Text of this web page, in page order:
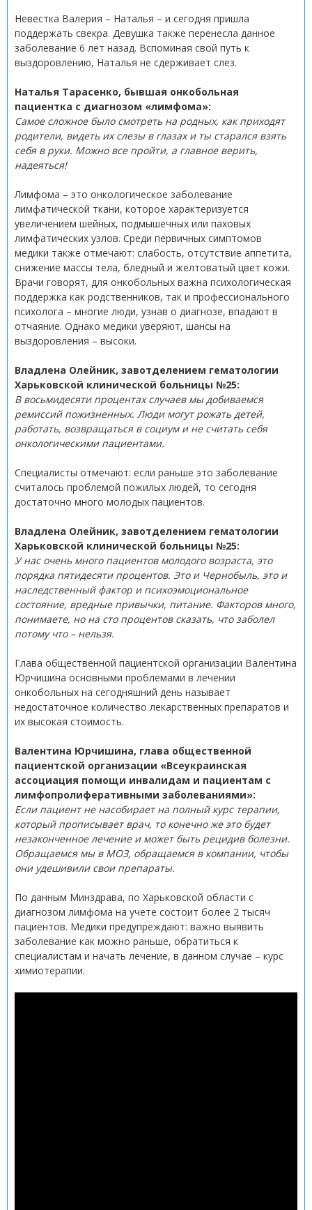
Невестка Валерия – Наталья – и сегодня пришла
поддержать свекра. Девушка также перенесла данное
заболевание 6 лет назад. Вспоминая свой путь к
выздоровлению, Наталья не сдерживает слез.
Наталья Тарасенко, бывшая онкобольная
пациентка с диагнозом «лимфома»:
Самое сложное было смотреть на родных, как приходят
родители, видеть их слезы в глазах и ты старался взять
себя в руки. Можно все пройти, а главное верить,
надеяться!
Лимфома – это онкологическое заболевание
лимфатической ткани, которое характеризуется
увеличением шейных, подмышечных или паховых
лимфатических узлов. Среди первичных симптомов
медики также отмечают: слабость, отсутствие аппетита,
снижение массы тела, бледный и желтоватый цвет кожи.
Врачи говорят, для онкобольных важна психологическая
поддержка как родственников, так и профессионального
психолога – многие люди, узнав о диагнозе, впадают в
отчаяние. Однако медики уверяют, шансы на
выздоровления – высоки.
Владлена Олейник, завотделением гематологии
Харьковской клинической больницы №25:
В восьмидесяти процентах случаев мы добиваемся
ремиссий пожизненных. Люди могут рожать детей,
работать, возвращаться в социум и не считать себя
онкологическими пациентами.
Специалисты отмечают: если раньше это заболевание
считалось проблемой пожилых людей, то сегодня
достаточно много молодых пациентов.
Владлена Олейник, завотделением гематологии
Харьковской клинической больницы №25:
У нас очень много пациентов молодого возраста, это
порядка пятидесяти процентов. Это и Чернобыль, это и
наследственный фактор и психоэмоциональное
состояние, вредные привычки, питание. Факторов много,
понимаете, но на сто процентов сказать, что заболел
потому что – нельзя.
Глава общественной пациентской организации Валентина
Юрчишина основными проблемами в лечении
онкобольных на сегодняшний день называет
недостаточное количество лекарственных препаратов и
их высокая стоимость.
Валентина Юрчишина, глава общественной
пациентской организации «Всеукраинская
ассоциация помощи инвалидам и пациентам с
лимфопролиферативными заболеваниями»:
Если пациент не насобирает на полный курс терапии,
который прописывает врач, то конечно же это будет
незаконченное лечение и может быть рецидив болезни.
Обращаемся мы в МОЗ, обращаемся в компании, чтобы
они удешивили свои препараты.
По данным Минздрава, по Харьковской области с
диагнозом лимфома на учете состоит более 2 тысяч
пациентов. Медики предупреждают: важно выявить
заболевание как можно раньше, обратиться к
специалистам и начать лечение, в данном случае – курс
химиотерапии.